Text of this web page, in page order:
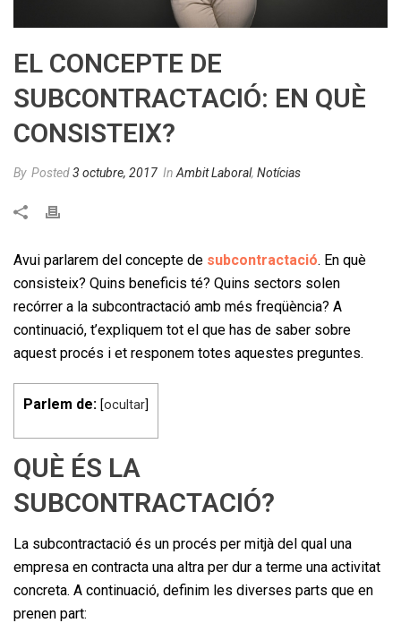
EL CONCEPTE DE
SUBCONTRACTACIÓ: EN QUÈ
CONSISTEIX?
By Posted3 octubre, 2017 In Ambit Laboral, Notícias
Avui parlarem del concepte de subcontractació. En què
consisteix? Quins beneficis té? Quins sectors solen
recórrer a la subcontractació amb més freqüència? A
continuació, t’expliquem tot el que has de saber sobre
aquest procés i et responem totes aquestes preguntes.
Parlem de: [ocultar]
QUÈ ÉS LA
SUBCONTRACTACIÓ?
La subcontractació és un procés per mitjà del qual una
empresa en contracta una altra per dur a terme una activitat
concreta. A continuació, definim les diverses parts que en
prenen part: